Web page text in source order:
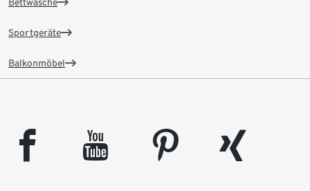
Bettwäsche
Sportgeräte
Balkonmöbel
facebook youtube pinterest
xing